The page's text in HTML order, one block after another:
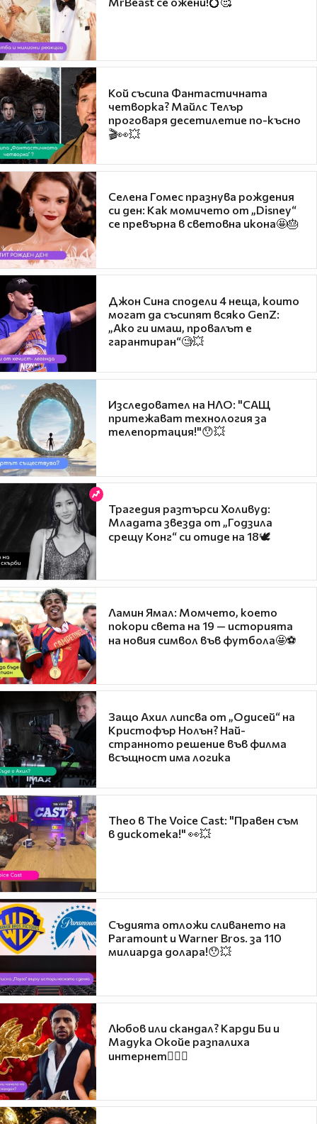
Кой съсипа Фантастичната
четворка? Майлс Телър
проговаря десетилетие по-късно
🎬👀💥
Селена Гомес празнува рождения
си ден: Как момичето от „Disney“
се превърна в световна икона🤩🎂
Джон Сина сподели 4 неща, които
могат да съсипят всяко GenZ:
„Ако ги имаш, провалът е
гарантиран“🧐💥
Изследовател на НЛО: "САЩ
притежават технология за
телепортация!"😯💥
Трагедия разтърси Холивуд:
Младата звезда от „Годзила
срещу Конг“ си отиде на 18🕊️
Ламин Ямал: Момчето, което
покори света на 19 — историята
на новия символ във футбола🤩⚽
Защо Ахил липсва от „Одисей“ на
Кристофър Нолън? Най-
странното решение във филма
всъщност има логика
Theo в The Voice Cast: "Правен съм
в дискотека!" 👀💥
Съдията отложи сливането на
Paramount и Warner Bros. за 110
милиарда долара!😯💥
Любов или скандал? Карди Би и
Мадука Окойе разпалиха
интернет❤️‍🔥🔥